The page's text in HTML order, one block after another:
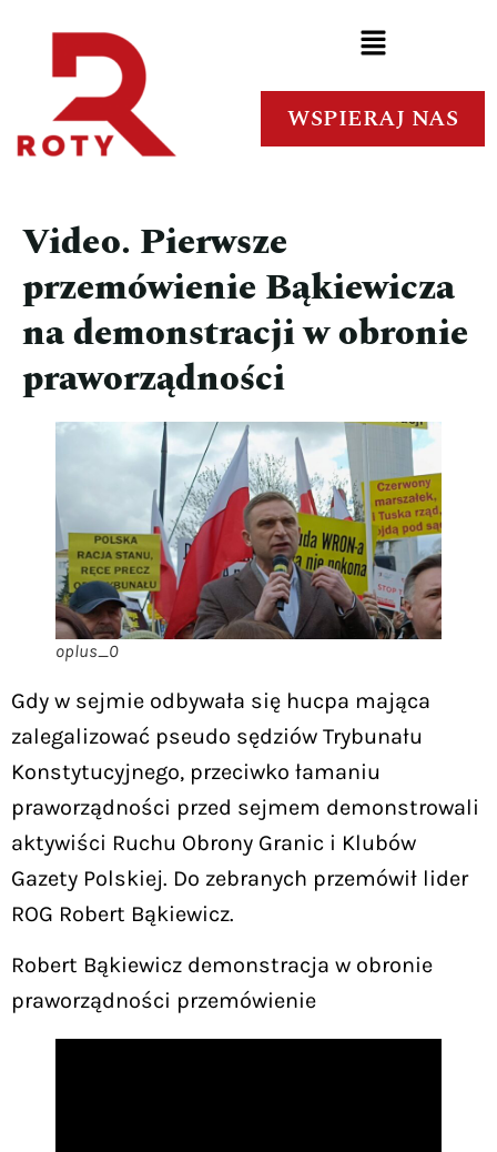
WSPIERAJ NAS
Video. Pierwsze
przemówienie Bąkiewicza
na demonstracji w obronie
praworządności
oplus_0
Gdy w sejmie odbywała się hucpa mająca
zalegalizować pseudo sędziów Trybunału
Konstytucyjnego, przeciwko łamaniu
praworządności przed sejmem demonstrowali
aktywiści Ruchu Obrony Granic i Klubów
Gazety Polskiej. Do zebranych przemówił lider
ROG Robert Bąkiewicz.
Robert Bąkiewicz demonstracja w obronie
praworządności przemówienie